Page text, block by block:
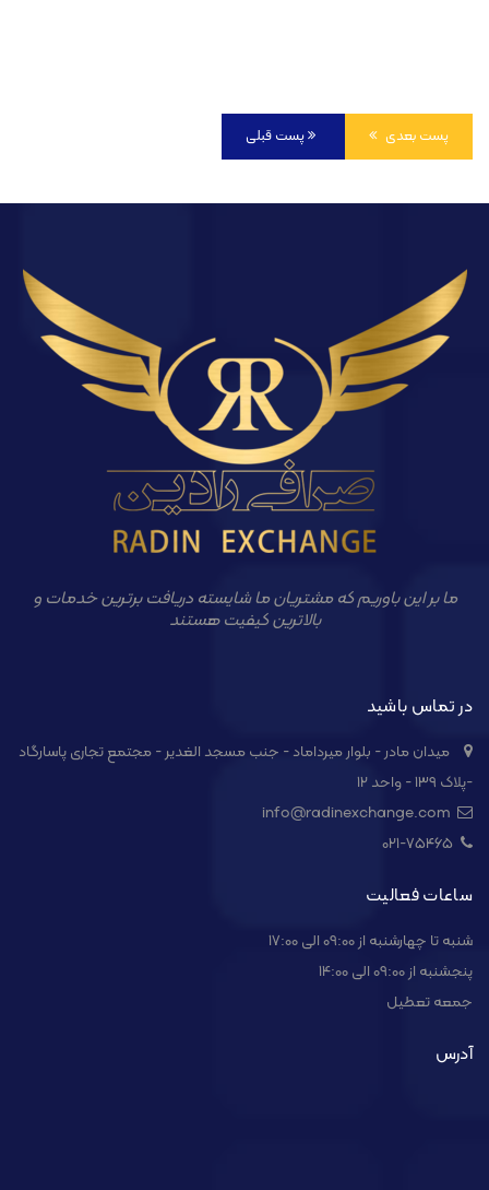
پست قبلی پست بعدی
ما بر این باوریم که مشتریان ما شایسته دریافت برترین خدمات و
بالاترین کیفیت هستند
در تماس باشید
میدان مادر - بلوار میرداماد - جنب مسجد الغدیر - مجتمع تجاری پاسارگاد
-پلاک ۱۳۹ - واحد ۱۲
021-۷۵۴۶۵
ساعات فعالیت
شنبه تا چهارشنبه از 09:00 الی 17:00
پنجشنبه از 09:00 الی 14:00
جمعه تعطیل
آدرس